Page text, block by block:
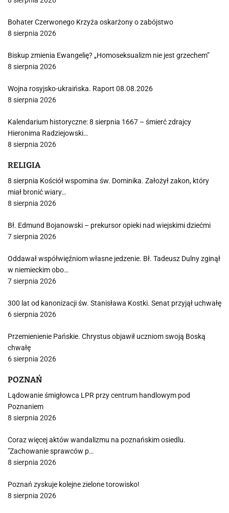
Bohater Czerwonego Krzyża oskarżony o zabójstwo
8 sierpnia 2026
Biskup zmienia Ewangelię? „Homoseksualizm nie jest grzechem”
8 sierpnia 2026
Wojna rosyjsko-ukraińska. Raport 08.08.2026
8 sierpnia 2026
Kalendarium historyczne: 8 sierpnia 1667 – śmierć zdrajcy
Hieronima Radziejowski…
8 sierpnia 2026
RELIGIA
8 sierpnia Kościół wspomina św. Dominika. Założył zakon, który
miał bronić wiary…
8 sierpnia 2026
Bł. Edmund Bojanowski – prekursor opieki nad wiejskimi dziećmi
7 sierpnia 2026
Oddawał współwięźniom własne jedzenie. Bł. Tadeusz Dulny zginął
w niemieckim obo…
7 sierpnia 2026
300 lat od kanonizacji św. Stanisława Kostki. Senat przyjął uchwałę
6 sierpnia 2026
Przemienienie Pańskie. Chrystus objawił uczniom swoją Boską
chwałę
6 sierpnia 2026
POZNAŃ
Lądowanie śmigłowca LPR przy centrum handlowym pod
Poznaniem
8 sierpnia 2026
Coraz więcej aktów wandalizmu na poznańskim osiedlu.
"Zachowanie sprawców p…
8 sierpnia 2026
Poznań zyskuje kolejne zielone torowisko!
8 sierpnia 2026